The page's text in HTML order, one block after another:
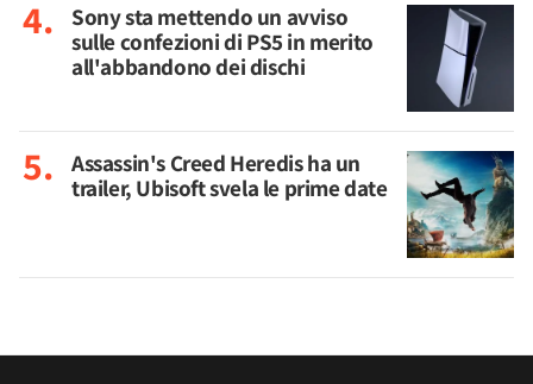
Sony sta mettendo un avviso
sulle confezioni di PS5 in merito
all'abbandono dei dischi
Assassin's Creed Heredis ha un
trailer, Ubisoft svela le prime date